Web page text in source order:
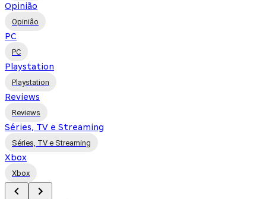
Opinião
Opinião
PC
PC
Playstation
Playstation
Reviews
Reviews
Séries, TV e Streaming
Séries, TV e Streaming
Xbox
Xbox